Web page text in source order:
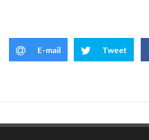
E-mail Tweet